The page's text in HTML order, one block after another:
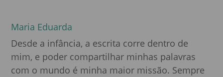
Maria Eduarda
Desde a infância, a escrita corre dentro de
mim, e poder compartilhar minhas palavras
com o mundo é minha maior missão. Sempre